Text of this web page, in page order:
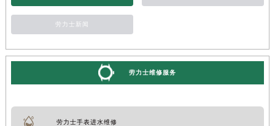
劳力士新闻
劳力士维修服务
劳力士手表进水维修